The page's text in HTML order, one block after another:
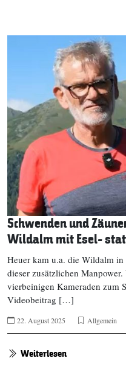
Schwenden und
Wildalm mit Esel-
Heuer kam u.a. die Wildalm in
dieser zusätzlichen
vierbeinigen Kameraden zum
Videobeitrag […]
22. August 2025 Allgemein
Weiterlesen